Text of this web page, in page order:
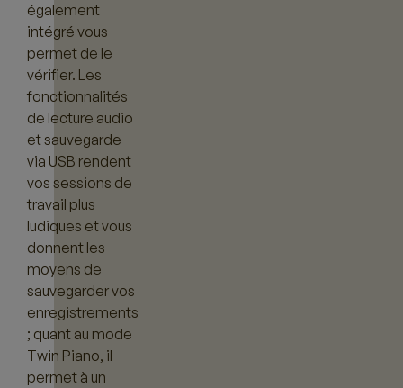
également
intégré vous
permet de le
vérifier. Les
fonctionnalités
de lecture audio
et sauvegarde
via USB rendent
vos sessions de
travail plus
ludiques et vous
donnent les
moyens de
sauvegarder vos
enregistrements
; quant au mode
Twin Piano, il
permet à un